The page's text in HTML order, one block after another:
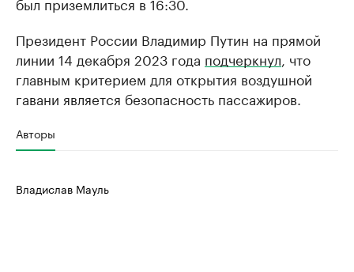
Президент России Владимир Путин на прямой
линии 14 декабря 2023 года подчеркнул , что
главным критерием для открытия воздушной
гавани является безопасность пассажиров.
Авторы
Владислав Мауль